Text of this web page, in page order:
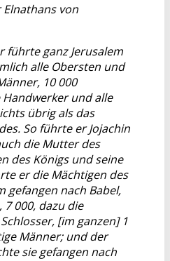
von
führte ganz Jerusalem
alle Obersten und
10 000
Handwerker und alle
übrig als das
So führte er Jojachin
die Mutter des
des Königs und seine
er die Mächtigen des
gefangen nach Babel,
7 000, dazu die
[im ganzen] 1
Männer; und der
sie gefangen nach